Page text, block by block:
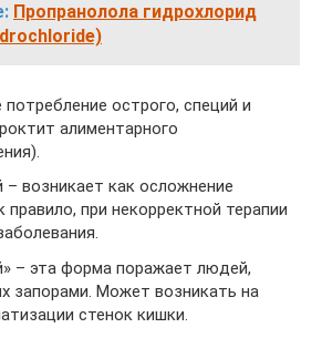
Пропранолола гидрохлорид
острого, специй и
алиментарного
– возникает как осложнение
правило, при некорректной терапии
– эта форма поражает людей,
запорами. Может возникать на
стенок кишки.